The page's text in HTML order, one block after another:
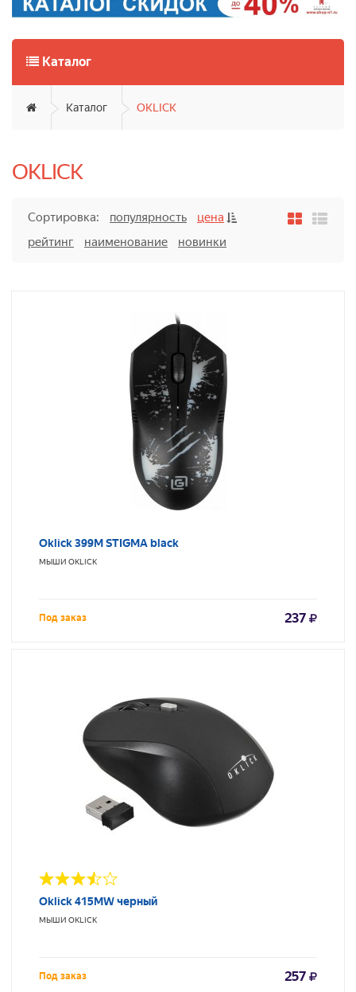
Каталог
Каталог OKLICK
OKLICK
Сортировка: популярность
цена
рейтинг
наименование новинки
Oklick 399M STIGMA black
МЫШИ OKLICK
Под заказ 237
Oklick 415MW черный
МЫШИ OKLICK
Под заказ 257